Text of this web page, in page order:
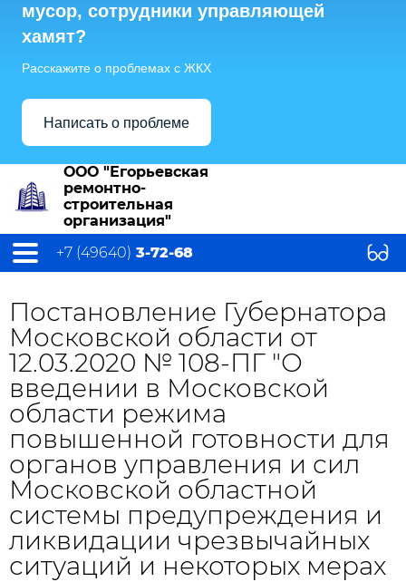
мусор, сотрудники управляющей
хамят?
Расскажите о проблемах с ЖКХ
Написать о проблеме
ООО "Егорьевская
ремонтно-
строительная
организация"
+7 (49640) 3-72-68
Постановление Губернатора
Московской области от
12.03.2020 № 108-ПГ "О
введении в Московской
области режима
повышенной готовности для
органов управления и сил
Московской областной
системы предупреждения и
ликвидации чрезвычайных
ситуаций и некоторых мерах